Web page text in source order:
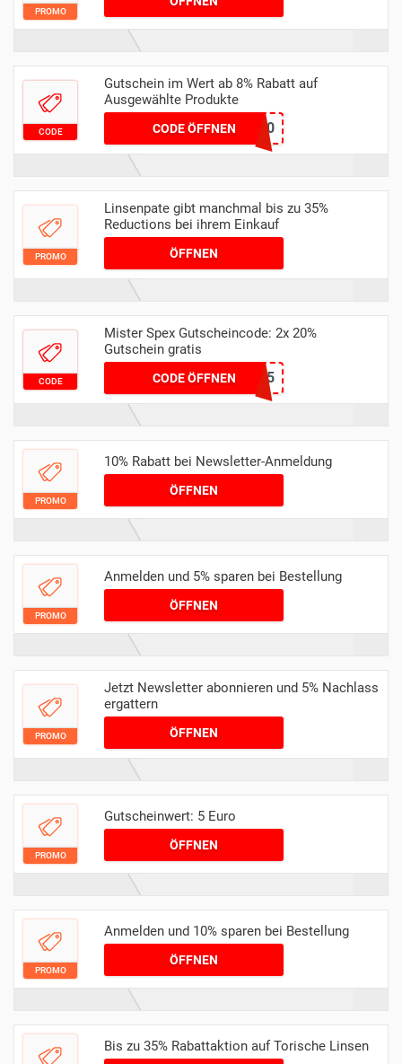
PROMO
CODE
Gutschein im Wert ab 8% Rabatt auf
Ausgewählte Produkte
CODE ÖFFNEN ate10
PROMO
Linsenpate gibt manchmal bis zu 35%
Reductions bei ihrem Einkauf
ÖFFNEN
CODE
Mister Spex Gutscheincode: 2x 20%
Gutschein gratis
CODE ÖFFNEN
204404OTK5
PROMO
10% Rabatt bei Newsletter-Anmeldung
ÖFFNEN
PROMO
Anmelden und 5% sparen bei Bestellung
ÖFFNEN
PROMO
Jetzt Newsletter abonnieren und 5% Nachlass
ergattern
ÖFFNEN
PROMO
Gutscheinwert: 5 Euro
ÖFFNEN
PROMO
Anmelden und 10% sparen bei Bestellung
ÖFFNEN
Bis zu 35% Rabattaktion auf Torische Linsen